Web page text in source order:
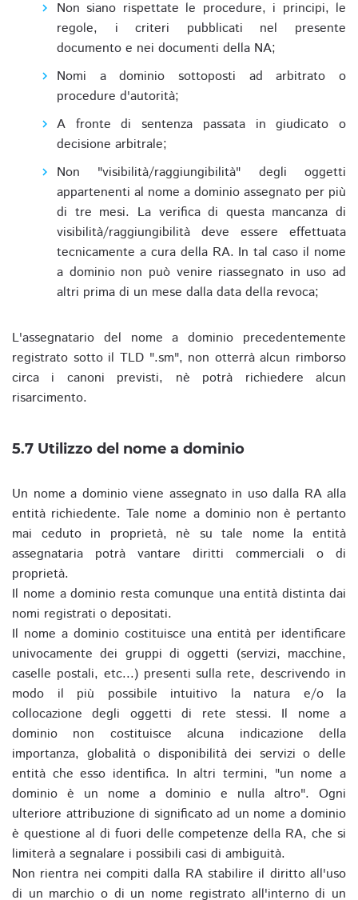
Non siano rispettate le procedure, i principi, le
regole, i criteri pubblicati nel presente
documento e nei documenti della NA;
Nomi a dominio sottoposti ad arbitrato o
procedure d'autorità;
A fronte di sentenza passata in giudicato o
decisione arbitrale;
Non "visibilità/raggiungibilità" degli oggetti
appartenenti al nome a dominio assegnato per più
di tre mesi. La verifica di questa mancanza di
visibilità/raggiungibilità deve essere effettuata
tecnicamente a cura della RA. In tal caso il nome
a dominio non può venire riassegnato in uso ad
altri prima di un mese dalla data della revoca;
L'assegnatario del nome a dominio precedentemente
registrato sotto il TLD ".sm", non otterrà alcun rimborso
circa i canoni previsti, nè potrà richiedere alcun
risarcimento.
5.7 Utilizzo del nome a dominio
Un nome a dominio viene assegnato in uso dalla RA alla
entità richiedente. Tale nome a dominio non è pertanto
mai ceduto in proprietà, nè su tale nome la entità
assegnataria potrà vantare diritti commerciali o di
proprietà.
Il nome a dominio resta comunque una entità distinta dai
nomi registrati o depositati.
Il nome a dominio costituisce una entità per identificare
univocamente dei gruppi di oggetti (servizi, macchine,
caselle postali, etc...) presenti sulla rete, descrivendo in
modo il più possibile intuitivo la natura e/o la
collocazione degli oggetti di rete stessi. Il nome a
dominio non costituisce alcuna indicazione della
importanza, globalità o disponibilità dei servizi o delle
entità che esso identifica. In altri termini, "un nome a
dominio è un nome a dominio e nulla altro". Ogni
ulteriore attribuzione di significato ad un nome a dominio
è questione al di fuori delle competenze della RA, che si
limiterà a segnalare i possibili casi di ambiguità.
Non rientra nei compiti dalla RA stabilire il diritto all'uso
di un marchio o di un nome registrato all'interno di un